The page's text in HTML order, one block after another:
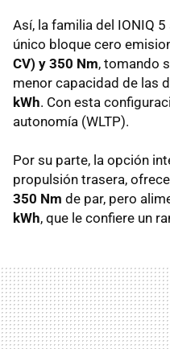
Así, la familia del IONIQ
único bloque cero
CV) y 350 Nm, tomando
menor capacidad de las
kWh. Con esta
autonomía (WLTP).
Por su parte, la opción
propulsión trasera, ofrece
350 Nm de par, pero
kWh, que le confiere un